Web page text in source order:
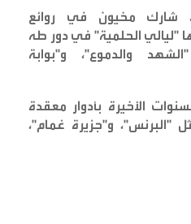
شارك مخيون في روائع
"ليالي الحلمية" في دور طه
والدموع"، و"بوابة
الأخيرة بأدوار معقدة
و"جزيرة غمام"،